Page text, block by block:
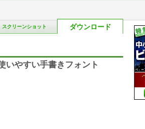
スクリーンショット ダウンロード
いやすい手書きフォント